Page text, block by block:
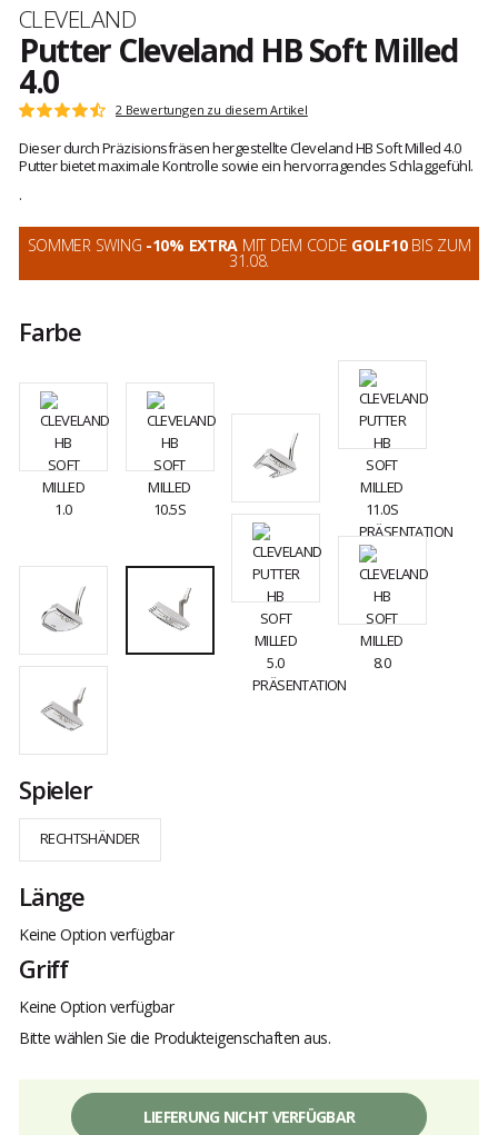
Marke
CLEVELAND
Putter Cleveland HB Soft Milled
4.0
Kundenbewertungen
Note:
von
5
2 Bewertungen zu diesem Artikel
Dieser durch Präzisionsfräsen hergestellte Cleveland HB Soft Milled 4.0
Putter bietet maximale Kontrolle sowie ein hervorragendes Schlaggefühl.
.
SOMMER SWING -10% EXTRA MIT DEM CODE GOLF10BIS ZUM
31.08.
Farbe
Spieler
RECHTSHÄNDER
Länge
Keine Option verfügbar
Griff
Keine Option verfügbar
Bitte wählen Sie die Produkteigenschaften aus.
LIEFERUNG NICHT VERFÜGBAR